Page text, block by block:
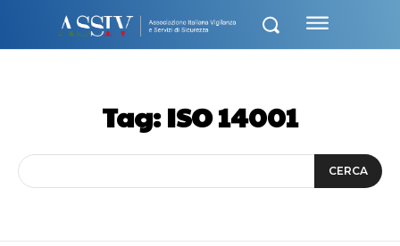
Tag:ISO 14001
CERCA